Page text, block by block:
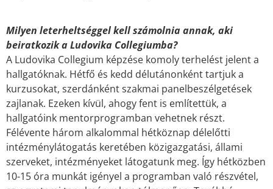
Milyen leterheltséggel kell számolnia annak, aki
beiratkozik a Ludovika Collegiumba?
A Ludovika Collegium képzése komoly terhelést jelent a
hallgatóknak. Hétfő és kedd délutánonként tartjuk a
kurzusokat, szerdánként szakmai panelbeszélgetések
zajlanak. Ezeken kívül, ahogy fent is említettük, a
hallgatóink mentorprogramban vehetnek részt.
Félévente három alkalommal hétköznap délelőtti
intézménylátogatás keretében közigazgatási, állami
szerveket, intézményeket látogatunk meg. Így hétközben
10-15 óra munkát igényel a programban való részvétel,